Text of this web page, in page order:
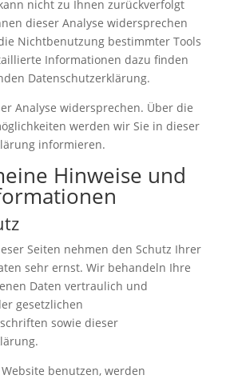
nicht zu Ihnen zurückverfolgt
dieser Analyse widersprechen
Nichtbenutzung bestimmter Tools
Informationen dazu finden
Datenschutzerklärung.
Analyse widersprechen. Über die
werden wir Sie in dieser
informieren.
Hinweise und
Seiten nehmen den Schutz Ihrer
sehr ernst. Wir behandeln Ihre
Daten vertraulich und
gesetzlichen
sowie dieser
benutzen, werden